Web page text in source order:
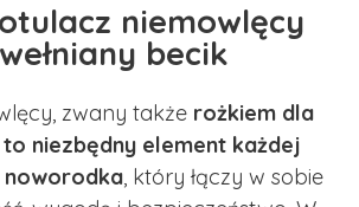
niemowlęcy
becik
zwany także rożkiem dla
to niezbędny element każdej
noworodka, który łączy w sobie